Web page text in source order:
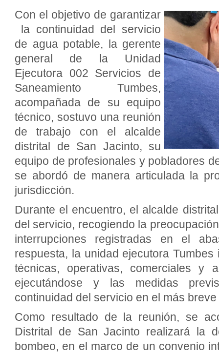
Con el objetivo de garantizar
la continuidad del servicio
de agua potable, la gerente
general de la Unidad
Ejecutora 002 Servicios de
Saneamiento Tumbes,
acompañada de su equipo
técnico, sostuvo una reunión
de trabajo con el alcalde
distrital de San Jacinto, su
equipo de profesionales y pobladores
se abordó de manera articulada la
jurisdicción.
Durante el encuentro, el alcalde
del servicio, recogiendo la
interrupciones registradas en el
respuesta, la unidad ejecutora
técnicas, operativas, comerciales y
ejecutándose y las medidas
continuidad del servicio en el más
Como resultado de la reunión, se
Distrital de San Jacinto realizará la
bombeo, en el marco de un convenio